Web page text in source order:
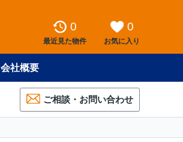
0
最近見た物件
0
お気に入り
会社概要
ご相談・お問い合わせ